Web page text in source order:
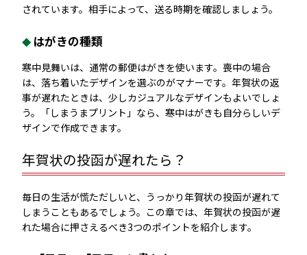
されています。相手によって、送る時期を確認しましょう。
はがきの種類
寒中見舞いは、通常の郵便はがきを使います。喪中の場合
は、落ち着いたデザインを選ぶのがマナーです。年賀状の返
事が遅れたときは、少しカジュアルなデザインもよいでしょ
う。「しまうまプリント」なら、寒中はがきも自分らしいデ
ザインで作成できます。
年賀状の投函が遅れたら？
毎日の生活が慌ただしいと、うっかり年賀状の投函が遅れて
しまうこともあるでしょう。この章では、年賀状の投函が遅
れた場合に押さえるべき3つのポイントを紹介します。